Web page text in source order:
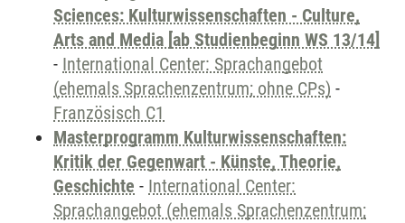
Sciences: Kulturwissenschaften - Culture,
Arts and Media [ab Studienbeginn WS 13/14]
- International Center: Sprachangebot
(ehemals Sprachenzentrum; ohne CPs) -
Französisch C1
Masterprogramm Kulturwissenschaften:
Kritik der Gegenwart - Künste, Theorie,
Geschichte - International Center:
Sprachangebot (ehemals Sprachenzentrum;